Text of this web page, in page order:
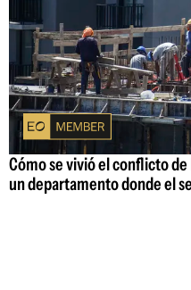
Cómo se vivió el conflicto
un departamento donde el